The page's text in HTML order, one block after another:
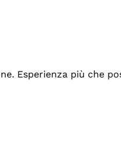
Esperienza più che